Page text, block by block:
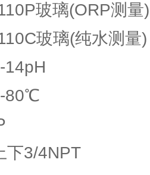
玻璃(ORP测量)
玻璃(纯水测量)
14pH
80℃
下3/4NPT